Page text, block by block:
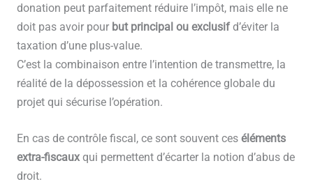
donation peut parfaitement réduire l’impôt, mais elle ne
doit pas avoir pour but principal ou exclusifd’éviter la
taxation d’une plus-value.
C’est la combinaison entre l’intention de transmettre, la
réalité de la dépossession et la cohérence globale du
projet qui sécurise l’opération.
En cas de contrôle fiscal, ce sont souvent ces éléments
extra-fiscaux qui permettent d’écarter la notion d’abus de
droit.